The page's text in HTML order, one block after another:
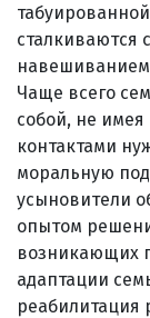
сталкиваются
Чаще всего
собой, не
контактами
моральную
усыновители
опытом
возникающих
адаптации
реабилитация